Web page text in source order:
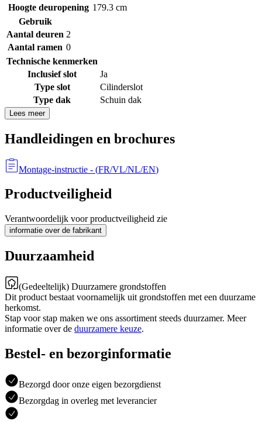
Hoogte deuropening 179.3 cm
Gebruik
Aantal deuren 2
Aantal ramen 0
Technische kenmerken
Inclusief slot
Ja
Type slot
Cilinderslot
Type dak
Schuin dak
Lees meer
Handleidingen en brochures
Montage-instructie - (FR/VL/NL/EN)
Productveiligheid
Verantwoordelijk voor productveiligheid zie
informatie over de fabrikant
Duurzaamheid
(Gedeeltelijk) Duurzamere grondstoffen
Dit product bestaat voornamelijk uit grondstoffen met een duurzame
herkomst.
Stap voor stap maken we ons assortiment steeds duurzamer. Meer
informatie over de duurzamere keuze.
Bestel- en bezorginformatie
Bezorgd door onze eigen bezorgdienst
Bezorgdag in overleg met leverancier